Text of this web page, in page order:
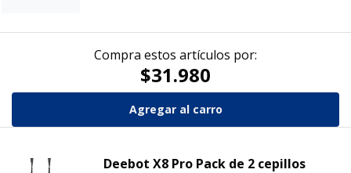
Compra estos artículos por:
$31.980
Deebot X8 Pro Pack de 2 cepillos